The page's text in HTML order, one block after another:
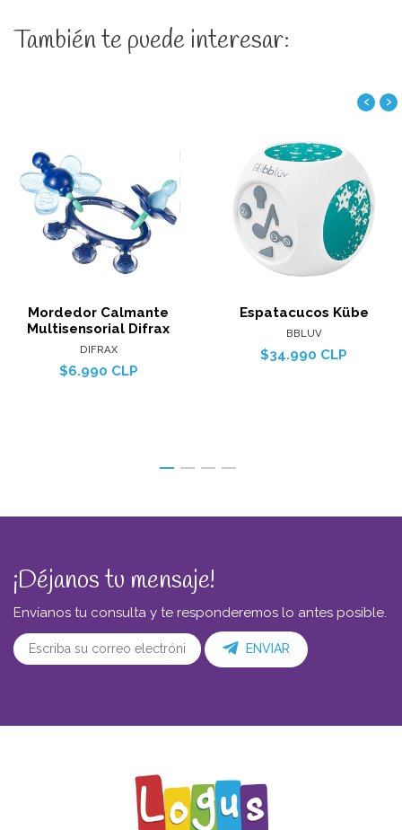
También te puede interesar:
Mordedor Calmante
Multisensorial Difrax
DIFRAX
$6.990 CLP
Espatacucos Kübe
BBLUV
$34.990 CLP
‹ ›
¡Déjanos tu mensaje!
Envíanos tu consulta y te responderemos lo antes posible.
ENVIAR